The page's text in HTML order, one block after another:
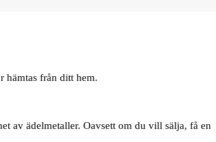
hämtas från ditt hem.
av ädelmetaller. Oavsett om du vill sälja, få en